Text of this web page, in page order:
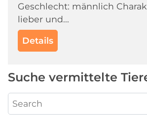
Geschlecht: männlich
lieber und...
Details
Suche vermittelte